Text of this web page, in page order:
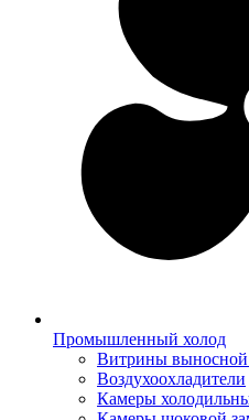
Промышленный холод
Витрины выносной
Воздухоохладители
Камеры